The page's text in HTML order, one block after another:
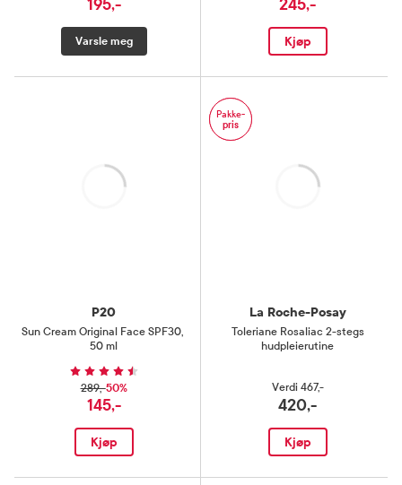
195,-
Varsle meg
245,-
Kjøp
P20
Sun Cream Original Face SPF30,
50 ml
289,-50%
145,-
Kjøp
Pakke-
pris
La Roche-Posay
Toleriane Rosaliac 2-stegs
hudpleierutine
Verdi 467,-
420,-
Kjøp